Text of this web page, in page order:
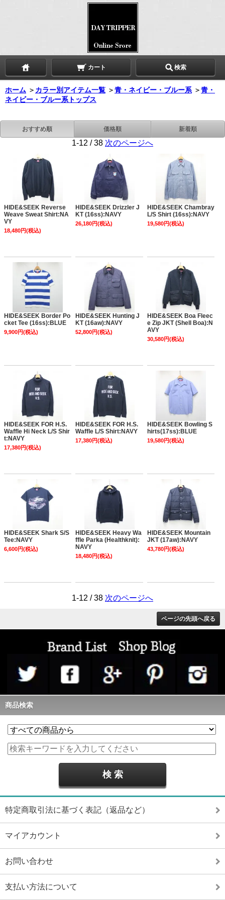
カート 検索
ホーム ＞ カラー別アイテム一覧 ＞青・ネイビー・ブルー系 ＞青・
ネイビー・ブルー系トップス
おすすめ順 価格順 新着順
1-12 / 38 次のページへ
HIDE&SEEK Reverse
Weave Sweat Shirt:NA
VY
18,480円(税込)
HIDE&SEEK Drizzler J
KT (16ss):NAVY
26,180円(税込)
HIDE&SEEK Chambray
L/S Shirt (16ss):NAVY
19,580円(税込)
HIDE&SEEK Border Po
cket Tee (16ss):BLUE
9,900円(税込)
HIDE&SEEK Hunting J
KT (16aw):NAVY
52,800円(税込)
HIDE&SEEK Boa Fleec
e Zip JKT (Shell Boa):N
AVY
30,580円(税込)
HIDE&SEEK FOR H.S.
Waffle Hi Neck L/S Shir
t:NAVY
17,380円(税込)
HIDE&SEEK FOR H.S.
Waffle L/S Shirt:NAVY
17,380円(税込)
HIDE&SEEK Bowling S
hirts(17ss):BLUE
19,580円(税込)
HIDE&SEEK Shark S/S
Tee:NAVY
6,600円(税込)
HIDE&SEEK Heavy Wa
ffle Parka (Healthknit):
NAVY
18,480円(税込)
HIDE&SEEK Mountain
JKT (17aw):NAVY
43,780円(税込)
1-12 / 38 次のページへ
ページの先頭へ戻る
商品検索
特定商取引法に基づく表記（返品など）
マイアカウント
お問い合わせ
支払い方法について